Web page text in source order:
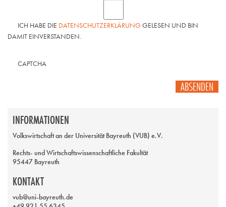
INFORMATIONEN
Volkswirtschaft an der Universität Bayreuth (VUB) e.V.
Rechts- und Wirtschaftswissenschaftliche Fakultät
95447 Bayreuth
KONTAKT
vub@uni-bayreuth.de
ICH HABE DIE DATENSCHUTZERKLÄRUNG GELESEN UND BIN
DAMIT EINVERSTANDEN.
CAPTCHA
ABSENDEN